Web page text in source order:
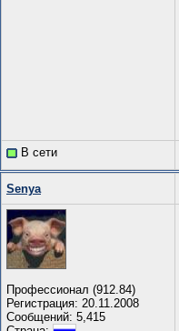
В сети
Senya
Профессионал (912.84)
Регистрация: 20.11.2008
Сообщений: 5,415